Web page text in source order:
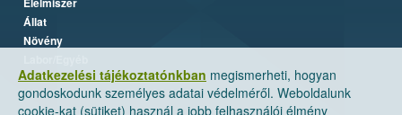
Adatkezelési tájékoztatónkban megismerheti, hogyan
gondoskodunk személyes adatai védelméről. Weboldalunk
cookie-kat (sütiket) használ a jobb felhasználói élmény
Állat
Növény